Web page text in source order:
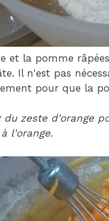
et la pomme
Il n'est pas
pour que la
du zeste d'orange
l'orange.